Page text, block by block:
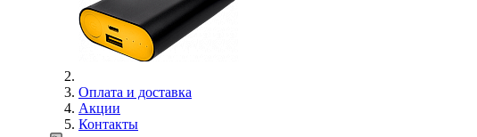
Оплата и доставка
Акции
Контакты